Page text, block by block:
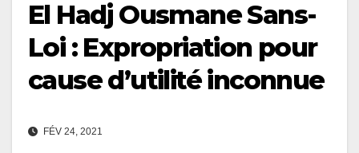
El Hadj Ousmane Sans-
Loi : Expropriation pour
cause d’utilité inconnue
FÉV 24, 2021